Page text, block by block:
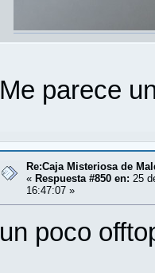
Me parece
Re:Caja Misteriosa de
« Respuesta #850 en: 25
16:47:07 »
un poco